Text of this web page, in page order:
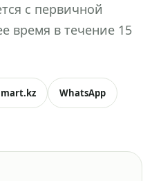
с первичной
время в течение 15
WhatsApp